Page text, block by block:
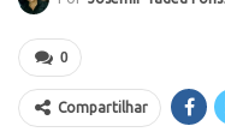
0
Compartilhar